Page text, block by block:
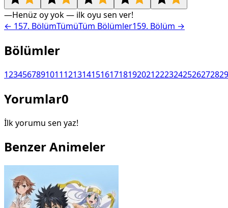
—Henüz oy yok — ilk oyu sen ver!
← 157. BölümTümüTüm Bölümler159. Bölüm →
Bölümler
1234567891011121314151617181920212223242526272829
Yorumlar0
İlk yorumu sen yaz!
Benzer Animeler